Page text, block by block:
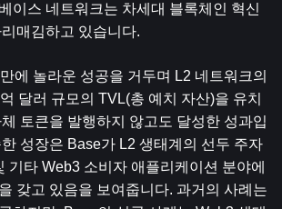
이스 네트워크는 차세대 블록체인 혁신
매김하고 있습니다.
에 놀라운 성공을 거두며 L2 네트워크의
달러 규모의 TVL(총 예치 자산)을 유치
토큰을 발행하지 않고도 달성한 성과입
성장은 Base가 L2 생태계의 선두 주자
기타 Web3 소비자 애플리케이션 분야에
갖고 있음을 보여줍니다. 과거의 사례는